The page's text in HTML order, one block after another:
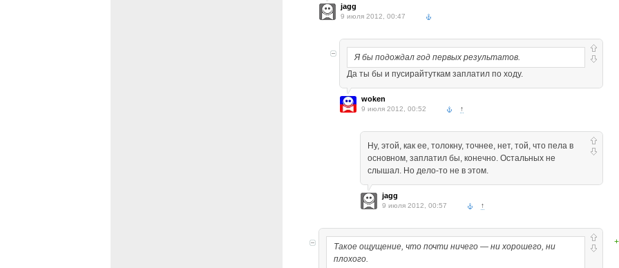
jagg
9 июля 2012, 00:47
Я бы подождал год первых результатов.
Да ты бы и пусирайтуткам заплатил по ходу.
woken
9 июля 2012, 00:52 ↑
Ну, этой, как ее, толокну, точнее, нет, той, что пела в
основном, заплатил бы, конечно. Остальных не
слышал. Но дело-то не в этом.
jagg
9 июля 2012, 00:57 ↑
Такое ощущение, что почти ничего — ни хорошего, ни
плохого.